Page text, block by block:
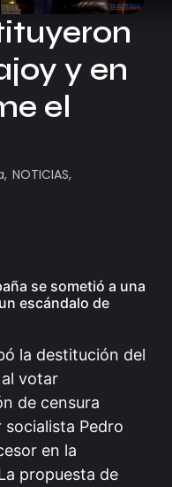
y en
el
, NOTICIAS,
se sometió a una
escándalo de
la destitución del
votar
de censura
Pedro
en la
propuesta de